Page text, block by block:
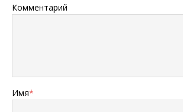
Комментарий
Имя*